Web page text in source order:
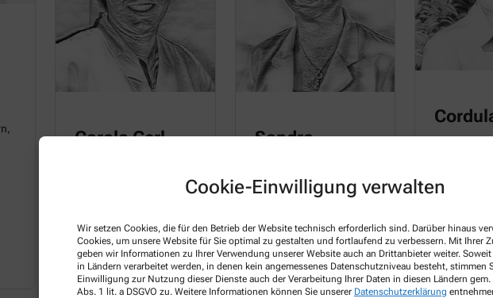
Cookie-Einwilligung verwalten
Wir setzen Cookies, die für den Betrieb der Website technisch erforderlich sind. Darüber hinaus
Cookies, um unsere Website für Sie optimal zu gestalten und fortlaufend zu verbessern. Mit Ihrer
geben wir Informationen zu Ihrer Verwendung unserer Website auch an Drittanbieter weiter. Soweit
in Ländern verarbeitet werden, in denen kein angemessenes Datenschutzniveau besteht, stimmen
Einwilligung zur Nutzung dieser Dienste auch der Verarbeitung Ihrer Daten in diesen Ländern
Abs. 1 lit. a DSGVO zu. Weitere Informationen können Sie unserer Datenschutzerklärung
Carola Gerl
Lesen, Schwimmen
Sandra
Hobbies: Musik spielen,
Reisen
Hobbies: